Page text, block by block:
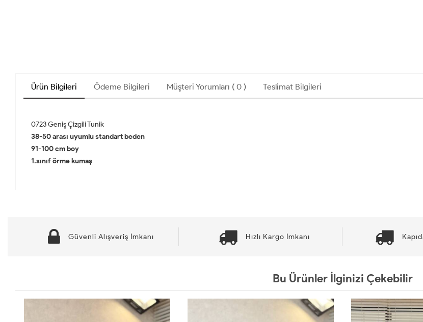
Ürün Bilgileri Ödeme Bilgileri Müşteri Yorumları ( 0 ) Teslimat Bilgileri
0723 Geniş Çizgili Tunik
38-50 arası uyumlu standart beden
91-100 cm boy
1.sınıf örme kumaş
Güvenli Alışveriş İmkanı Hızlı Kargo İmkanı
Bu Ürünler İlginizi Çekebilir